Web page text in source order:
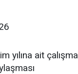
yılına ait çalışma